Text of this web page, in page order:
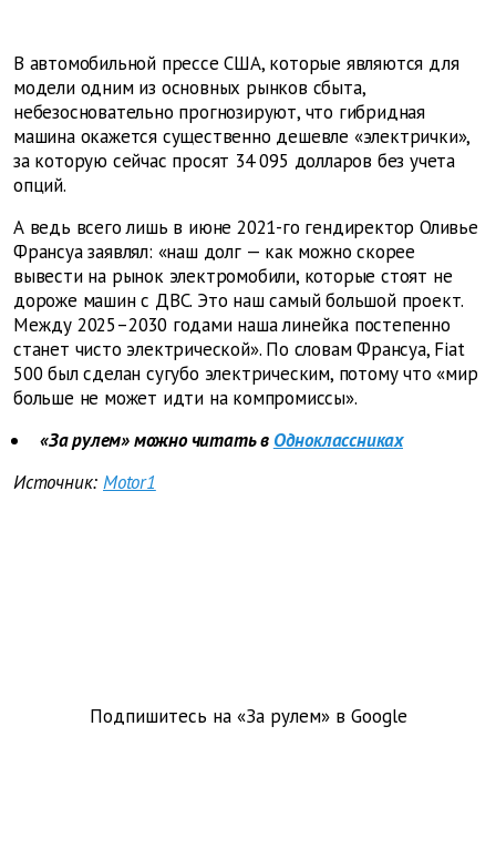
В автомобильной прессе США, которые являются для
модели одним из основных рынков сбыта,
небезосновательно прогнозируют, что гибридная
машина окажется существенно дешевле «электрички»,
за которую сейчас просят 34 095 долларов без учета
опций.
А ведь всего лишь в июне 2021-го гендиректор Оливье
Франсуа заявлял: «наш долг — как можно скорее
вывести на рынок электромобили, которые стоят не
дороже машин с ДВС. Это наш самый большой проект.
Между 2025–2030 годами наша линейка постепенно
станет чисто электрической». По словам Франсуа, Fiat
500 был сделан сугубо электрическим, потому что «мир
больше не может идти на компромиссы».
«За рулем» можно читать в Одноклассниках
Источник: Motor1
Подпишитесь на «За рулем» в Google